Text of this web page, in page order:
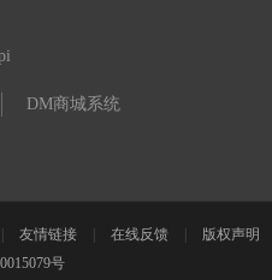
DM商城系统
友情链接 在线反馈
版权声明
号